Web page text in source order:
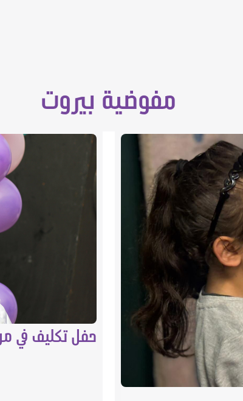
مفوضية بيروت
حفل تكليف في